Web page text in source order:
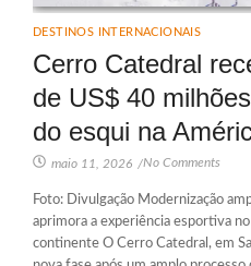
DESTINOS INTERNACIONAIS
Cerro Catedral
de US$ 40
do esqui na
maio 11, 2026 /No Comments
Foto: Divulgação Modernização
aprimora a experiência esportiva
continente O Cerro Catedral, em